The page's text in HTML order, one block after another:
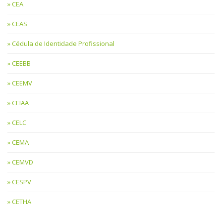
CEA
CEAS
Cédula de Identidade Profissional
CEEBB
CEEMV
CEIAA
CELC
CEMA
CEMVD
CESPV
CETHA